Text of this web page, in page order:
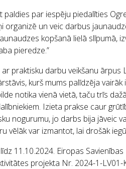
paldies par iespēju piedalīties
organizē un veic darbus
kopšanā lielā slīpumā,
pieredze.”
praktisku darbu veikšanu ārpus
kurš mums palīdzēja
notika vienā vietā, taču trīs
Izieta prakse caur
nogurumu, jo darbs bija jāveic
vēlāk var izmantot, lai drošāk
11.10.2024. Eiropas
projekta Nr. 2024-1-